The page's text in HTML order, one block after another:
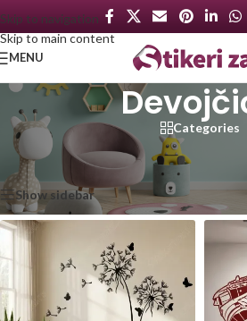
Skip to navigation
Skip to main content
MENU
Categories
Početna
Dečije sobe Devojčice/Strana 4
Prikaz 145–192 od 300 rezultata
Show sidebar